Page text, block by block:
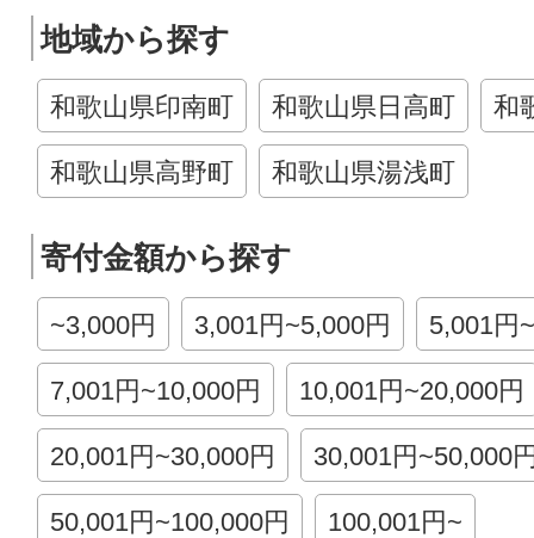
地域から探す
和歌山県印南町 和歌山県日高町 和
和歌山県高野町 和歌山県湯浅町
寄付金額から探す
~3,000円 3,001円~5,000円 5,001円
7,001円~10,000円 10,001円~20,000円
20,001円~30,000円 30,001円~50,000
50,001円~100,000円 100,001円~